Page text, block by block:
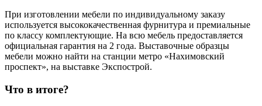
При изготовлении мебели по индивидуальному заказу
используется высококачественная фурнитура и премиальные
по классу комплектующие. На всю мебель предоставляется
официальная гарантия на 2 года. Выставочные образцы
мебели можно найти на станции метро «Нахимовский
проспект», на выставке Экспострой.
Что в итоге?